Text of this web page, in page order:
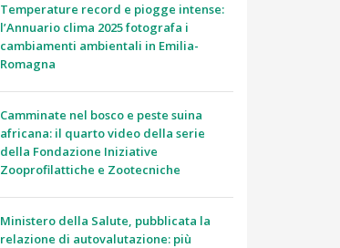
Temperature record e piogge intense:
l’Annuario clima 2025 fotografa i
cambiamenti ambientali in Emilia-
Romagna
Camminate nel bosco e peste suina
africana: il quarto video della serie
della Fondazione Iniziative
Zooprofilattiche e Zootecniche
Ministero della Salute, pubblicata la
relazione di autovalutazione: più